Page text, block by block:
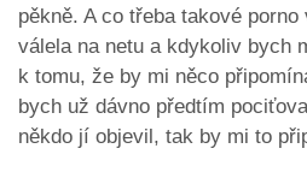
pěkně. A co třeba takové
válela na netu a kdykoliv bych
k tomu, že by mi něco
bych už dávno předtím
někdo jí objevil, tak by mi to